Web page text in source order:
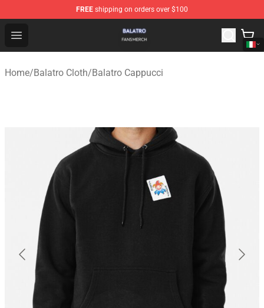
FREE shipping on orders over $100
Open menu
Balatro Shop - Official Balatro Merchandise Store
Home/Balatro Cloth/Balatro Cappucci